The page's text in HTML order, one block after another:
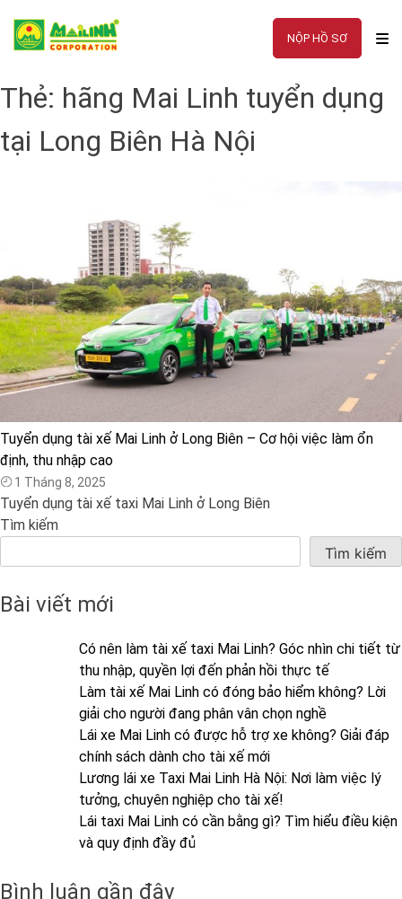
content
NỘP HỒ SƠ
Thẻ: hãng Mai Linh tuyển dụng
tại Long Biên Hà Nội
Tuyển dụng tài xế Mai Linh ở Long Biên – Cơ hội việc làm ổn
định, thu nhập cao
1 Tháng 8, 2025
Tuyển dụng tài xế taxi Mai Linh ở Long Biên
Tìm kiếm
Tìm kiếm
Bài viết mới
Có nên làm tài xế taxi Mai Linh? Góc nhìn chi tiết từ
thu nhập, quyền lợi đến phản hồi thực tế
Làm tài xế Mai Linh có đóng bảo hiểm không? Lời
giải cho người đang phân vân chọn nghề
Lái xe Mai Linh có được hỗ trợ xe không? Giải đáp
chính sách dành cho tài xế mới
Lương lái xe Taxi Mai Linh Hà Nội: Nơi làm việc lý
tưởng, chuyên nghiệp cho tài xế!
Lái taxi Mai Linh có cần bằng gì? Tìm hiểu điều kiện
và quy định đầy đủ
Bình luận gần đây